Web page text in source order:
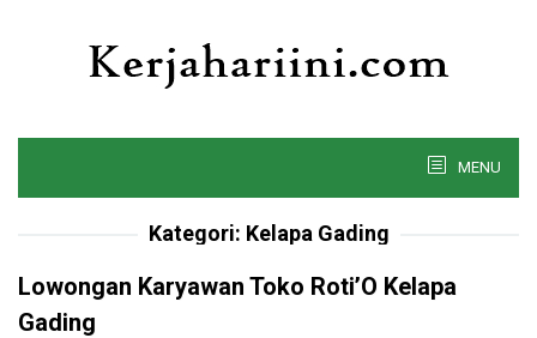
MENU
Kategori: Kelapa Gading
Lowongan Karyawan Toko Roti’O Kelapa
Gading